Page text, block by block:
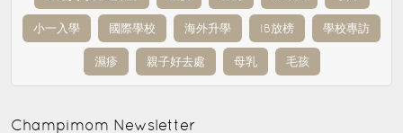
小一入學 國際學校 海外升學 IB放榜 學校專訪
濕疹 親子好去處 母乳 毛孩
Champimom Newsletter